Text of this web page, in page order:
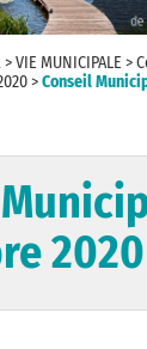
>VIE MUNICIPALE >
>Conseil
2020